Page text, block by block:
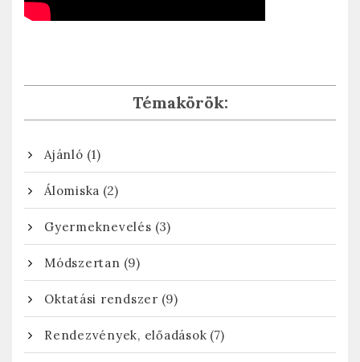
Témakörök:
Ajánló (1)
Álomiska (2)
Gyermeknevelés (3)
Módszertan (9)
Oktatási rendszer (9)
Rendezvények, előadások (7)